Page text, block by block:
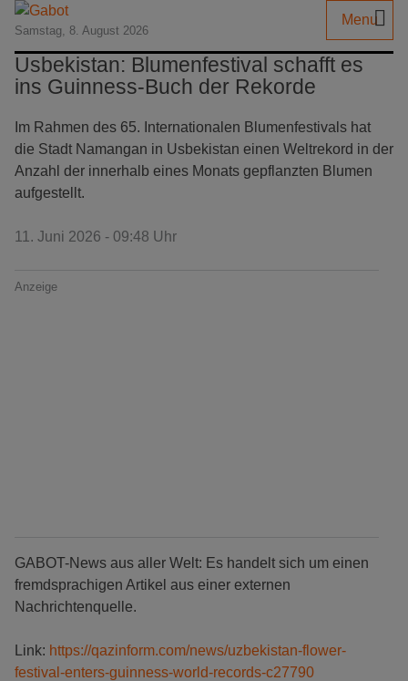
Samstag, 8. August 2026
Menu
Usbekistan: Blumenfestival schafft es
ins Guinness-Buch der Rekorde
Im Rahmen des 65. Internationalen Blumenfestivals hat
die Stadt Namangan in Usbekistan einen Weltrekord in der
Anzahl der innerhalb eines Monats gepflanzten Blumen
aufgestellt.
11. Juni 2026 - 09:48 Uhr
Anzeige
GABOT-News aus aller Welt: Es handelt sich um einen
fremdsprachigen Artikel aus einer externen
Nachrichtenquelle.
Link: https://qazinform.com/news/uzbekistan-flower-
festival-enters-guinness-world-records-c27790